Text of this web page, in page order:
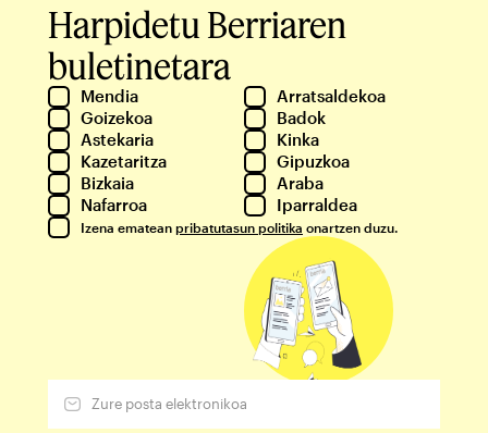
Harpidetu Berriaren
buletinetara
Mendia
Arratsaldekoa
Goizekoa
Badok
Astekaria
Kinka
Kazetaritza
Gipuzkoa
Bizkaia
Araba
Nafarroa
Iparraldea
Izena ematean pribatutasun politika onartzen duzu.